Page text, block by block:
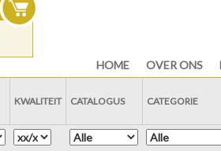
HOME
OVER ONS
KWALITEIT CATALOGUS CATEGORIE